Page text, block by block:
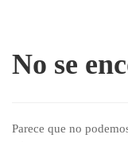
No se
Parece que no